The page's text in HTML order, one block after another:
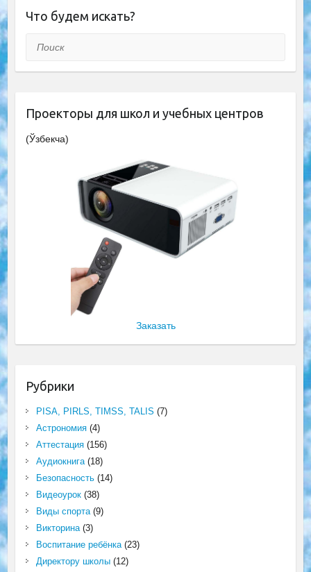
Что будем искать?
Поиск
Проекторы для школ и учебных центров
(Ўзбекча)
Заказать
Рубрики
PISA, PIRLS, TIMSS, TALIS (7)
Астрономия(4)
Аттестация(156)
Аудиокнига(18)
Безопасность(14)
Видеоурок(38)
Виды спорта(9)
Викторина(3)
Воспитание ребёнка(23)
Директору школы(12)